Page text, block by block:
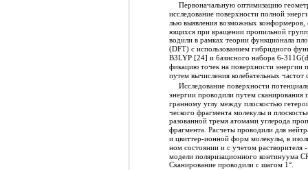
Первоначальную оптимизацию
исследование поверхности полной
лью выявления возможных конформеров,
ющихся при вращении пропильной
водили в рамках теории функционала
(DFT) с использованием гибридного
B3LYP [24] и базисного набора 6-
фикацию точек на поверхности энергии
путем вычисления колебательных частот
Исследование поверхности
энергии проводили путем сканирования
гранному углу между плоскостью
ческого фрагмента молекулы и
разованной тремя атомами углерода
фрагмента. Расчеты проводили для
и цвиттер-ионной форм молекулы, в
ном состоянии и с учетом растворителя
модели поляризационного континуума
Сканирование проводили с шагом 1°.